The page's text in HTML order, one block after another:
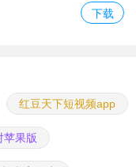
下载
红豆天下短视频app
苹果版